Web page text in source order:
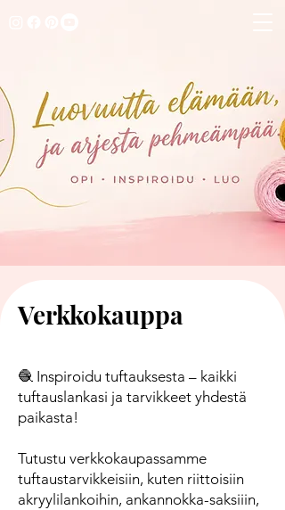
Verkkokauppa
🧶 Inspiroidu tuftauksesta – kaikki
tuftauslankasi ja tarvikkeet yhdestä
paikasta!
Tutustu verkkokaupassamme
tuftaustarvikkeisiin, kuten riittoisiin
akryylilankoihin, ankannokka-saksiiin,